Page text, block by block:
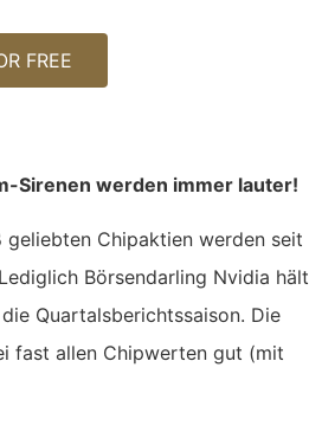
FREE
Sirenen werden immer lauter!
Chipaktien werden seit
Börsendarling Nvidia hält
Quartalsberichtssaison. Die
fast allen Chipwerten gut (mit